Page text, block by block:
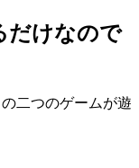
だけなので
二つのゲームが遊